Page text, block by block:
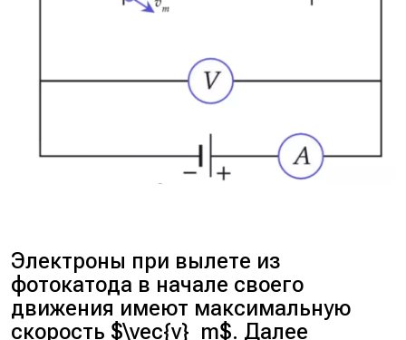
Электроны при вылете из
фотокатода в начале своего
движения имеют максимальную
скорость $\vec{v}_m$. Далее